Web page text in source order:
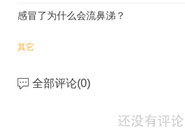
感冒了为什么会流鼻涕？
其它
全部评论(0)